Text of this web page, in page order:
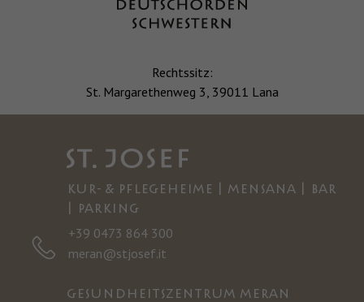
Rechtssitz:
St. Margarethenweg 3, 39011 Lana
KUR- & PFLEGEHEIME | MENSANA | BAR
| PARKING
+39 0473 864 300
meran@stjosef.it
GESUNDHEITSZENTRUM MERAN